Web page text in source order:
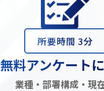
所要時間 3分
無料アンケート
業種・部署構成・現